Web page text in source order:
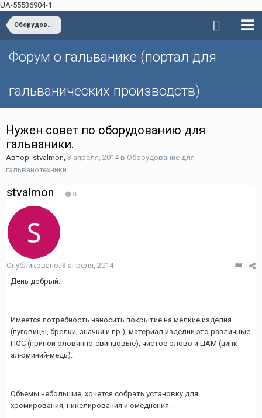
UA-55536904-1
Оборудование для гальванотехники
Форум о гальванике (портал для
гальванических производств)
Нужен совет по оборудованию для
гальваники.
Автор: stvalmon, 3 апреля, 2014в Оборудование для
гальванотехники
stvalmon 0
Опубликовано: 3 апреля, 2014
День добрый.
Имеется потребность наносить покрытие на мелкие изделия
(пуговицы, брелки, значки и пр.), материал изделий это различные
ПОС (припои оловянно-свинцовые), чистое олово и ЦАМ (цинк-
алюминий-медь).
Объемы небольшие, хочется собрать установку для
хромирования, никелирования и омеднения.